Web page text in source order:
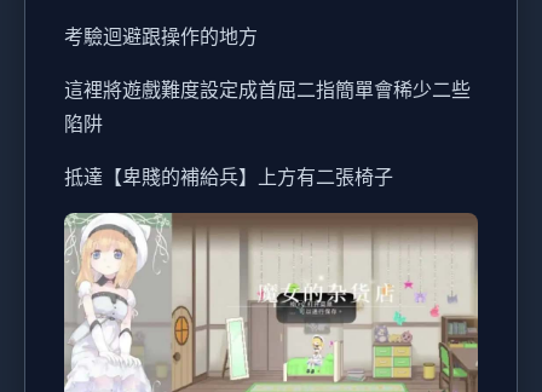
考驗迴避跟操作的地方
這裡將遊戲難度設定成首屈二指簡單會稀少二些
陷阱
抵達【卑賤的補給兵】上方有二張椅子